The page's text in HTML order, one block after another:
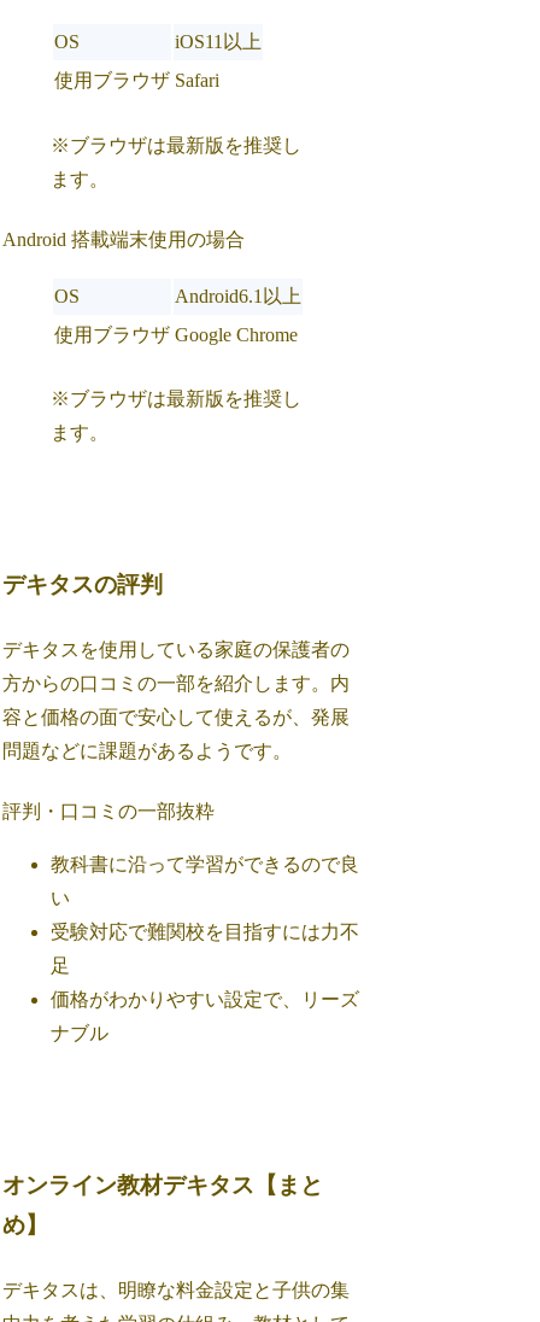
OS
iOS11以上
使用ブラウザ Safari
※ブラウザは最新版を推奨し
ます。
Android 搭載端末使用の場合
OS
Android6.1以上
使用ブラウザ Google Chrome
※ブラウザは最新版を推奨し
ます。
デキタスの評判
デキタスを使用している家庭の保護者の
方からの口コミの一部を紹介します。内
容と価格の面で安心して使えるが、発展
問題などに課題があるようです。
評判・口コミの一部抜粋
教科書に沿って学習ができるので良
い
受験対応で難関校を目指すには力不
足
価格がわかりやすい設定で、リーズ
ナブル
オンライン教材デキタス【まと
め】
デキタスは、明瞭な料金設定と子供の集